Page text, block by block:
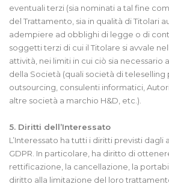
eventuali terzi (sia nominati a tal fine
del Trattamento, sia in qualità di Titolari
adempiere ad obblighi di legge o di
soggetti terzi di cui il Titolare si avvale
attività, nei limiti in cui ciò sia necessario
della Società (quali società di teleselling
outsourcing, consulenti informatici,
altre società a marchio H&D, etc.).
5. Diritti dell’Interessato
L’Interessato ha tutti i diritti previsti dagli
GDPR. In particolare, ha diritto di
rettificazione, la cancellazione, la
diritto alla limitazione del loro